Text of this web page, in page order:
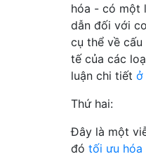
hóa - có một
dẫn đối với
cụ thể về
tế của các
luận chi tiết ở
Thứ hai:
Đây là một
đó tối ưu hóa